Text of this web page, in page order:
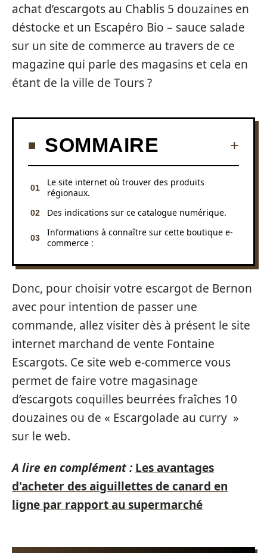
achat d’escargots au Chablis 5 douzaines en
déstocke et un Escapéro Bio – sauce salade
sur un site de commerce au travers de ce
magazine qui parle des magasins et cela en
étant de la ville de Tours ?
SOMMAIRE
Le site internet où trouver des produits
régionaux.
Des indications sur ce catalogue numérique.
Informations à connaître sur cette boutique e-
commerce :
Donc, pour choisir votre escargot de Bernon
avec pour intention de passer une
commande, allez visiter dès à présent le site
internet marchand de vente Fontaine
Escargots. Ce site web e-commerce vous
permet de faire votre magasinage
d’escargots coquilles beurrées fraîches 10
douzaines ou de « Escargolade au curry »
sur le web.
A lire en complément : Les avantages
d'acheter des aiguillettes de canard en
ligne par rapport au supermarché